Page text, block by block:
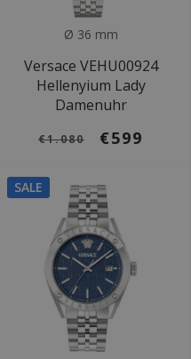
Ø 36 mm
Versace VEHU00924
Hellenyium Lady
Damenuhr
€1.080 €599
SALE